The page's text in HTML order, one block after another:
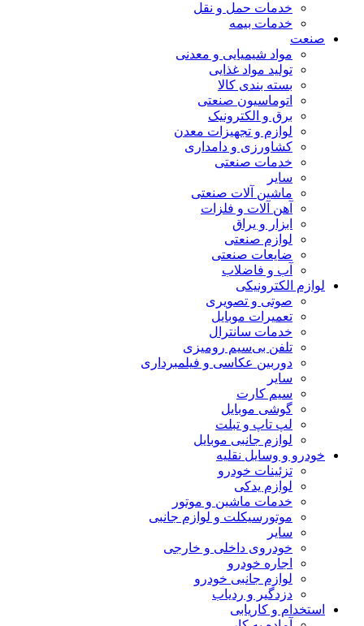
خدمات حمل و نقل
خدمات بیمه
صنعت
مواد شیمیایی و معدنی
تولید مواد غذایی
بسته بندی کالا
اتوماسیون صنعتی
برق و الکترونیک
لوازم و تجهیزات معدن
کشاورزی و دامداری
خدمات صنعتی
سایر
ماشین آلات صنعتی
آهن آلات و فلزات
ابزار و یراق
لوازم صنعتی
ضایعات صنعتی
آب و فاضلاب
لوازم الکترونیکی
صوتی و تصویری
تعمیرات موبایل
خدمات سانترال
تلفن بی‌سیم رومیزی
دوربین عکاسی و فیلمبرداری
سایر
سیم کارت
گوشی موبایل
لپ تاپ و تبلت
لوازم جانبی موبایل
خودرو و وسایل نقلیه
تزئینات خودرو
لوازم یدکی
خدمات ماشین و موتور
موتورسیکلت و لوازم جانبی
سایر
خودروی داخلی و خارجی
اجاره خودرو
لوازم جانبی خودرو
دزدگیر و ردیاب
استخدام و کاریابی